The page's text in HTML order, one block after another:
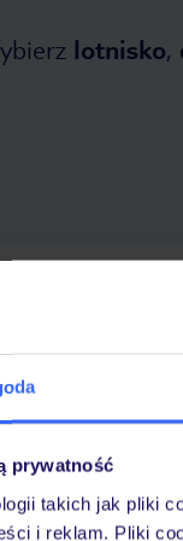
prywatność
takich jak pliki
i reklam. Pliki
lotnisko,
biuro podróży
w Polsce